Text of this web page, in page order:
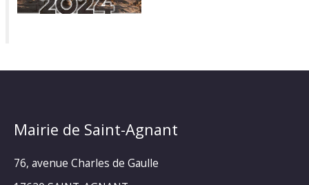
Mairie de Saint-Agnant
76, avenue Charles de Gaulle